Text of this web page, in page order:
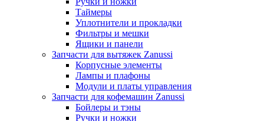
Таймеры
Уплотнители и прокладки
Фильтры и мешки
Ящики и панели
Запчасти для вытяжек Zanussi
Корпусные элементы
Лампы и плафоны
Модули и платы управления
Запчасти для кофемашин Zanussi
Бойлеры и тэны
Ручки и ножки